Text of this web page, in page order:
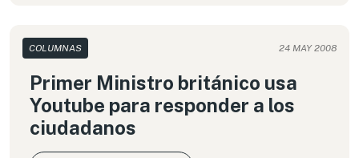
COLUMNAS 24 MAY 2008
Primer Ministro británico usa
Youtube para responder a los
ciudadanos